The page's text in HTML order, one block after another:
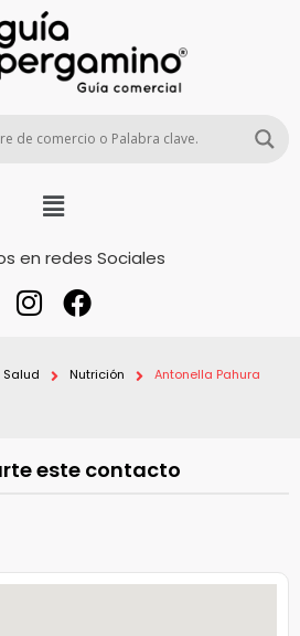
en redes Sociales
Salud Nutrición Antonella Pahura
este contacto